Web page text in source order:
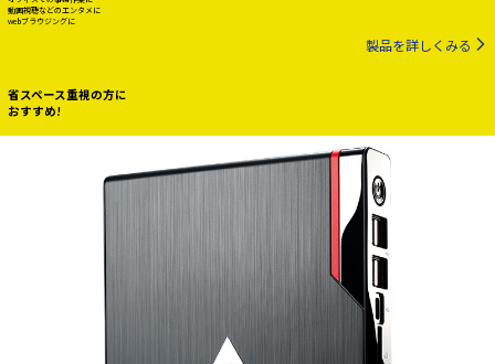
動画視聴などのエンタメに
webブラウジングに
製品を詳しくみる
省スペース重視の方に
おすすめ!